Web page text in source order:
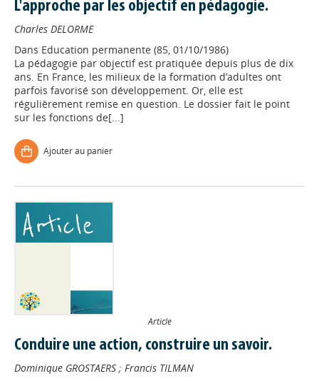
L'approche par les objectif en pédagogie.
Charles DELORME
Dans Education permanente (85, 01/10/1986)
La pédagogie par objectif est pratiquée depuis plus de dix
ans. En France, les milieux de la formation d’adultes ont
parfois favorisé son développement. Or, elle est
régulièrement remise en question. Le dossier fait le point
sur les fonctions de[...]
Ajouter au panier
Article
Conduire une action, construire un savoir.
Dominique GROSTAERS ; Francis TILMAN